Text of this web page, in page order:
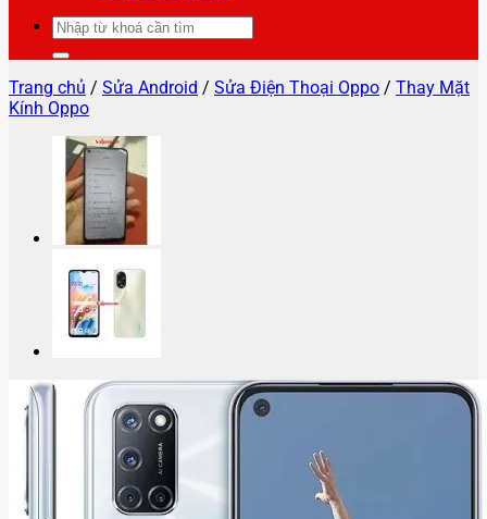
Tìm
kiếm:
Trang chủ / Sửa Android / Sửa Điện Thoại Oppo / Thay Mặt
Kính Oppo